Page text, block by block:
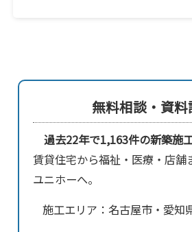
無料相談・資料
過去22年で1,163件の新築施
賃貸住宅から福祉・医療・店舗
ユニホーへ。
施工エリア：名古屋市・愛知